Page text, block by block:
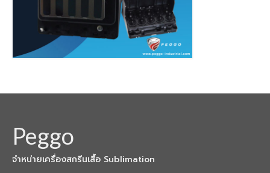
sublimation printer
sublimation printing
เครื่องพิมพ์ซับลิเมชั่น Epson SC-F530
เครื่องพิมพ์เสื้อ SC-F2230
เครื่องพิมพ์ ARENA
Peggo
จำหน่ายเครื่องสกรีนเสื้อ Sublimation